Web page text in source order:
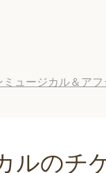
ミュージカル＆ア
ルのチ